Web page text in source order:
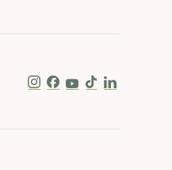
Instagram
Facebook
Youtube
Tik TokLinkedIn